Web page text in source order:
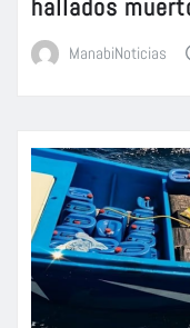
hallados
ManabiNoticias